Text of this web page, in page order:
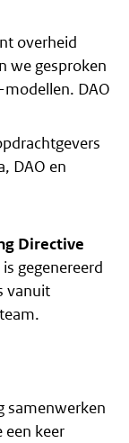
overheid
we gesproken
DAO
DAO en
Directive
gegenereerd
vanuit
samenwerken
een keer